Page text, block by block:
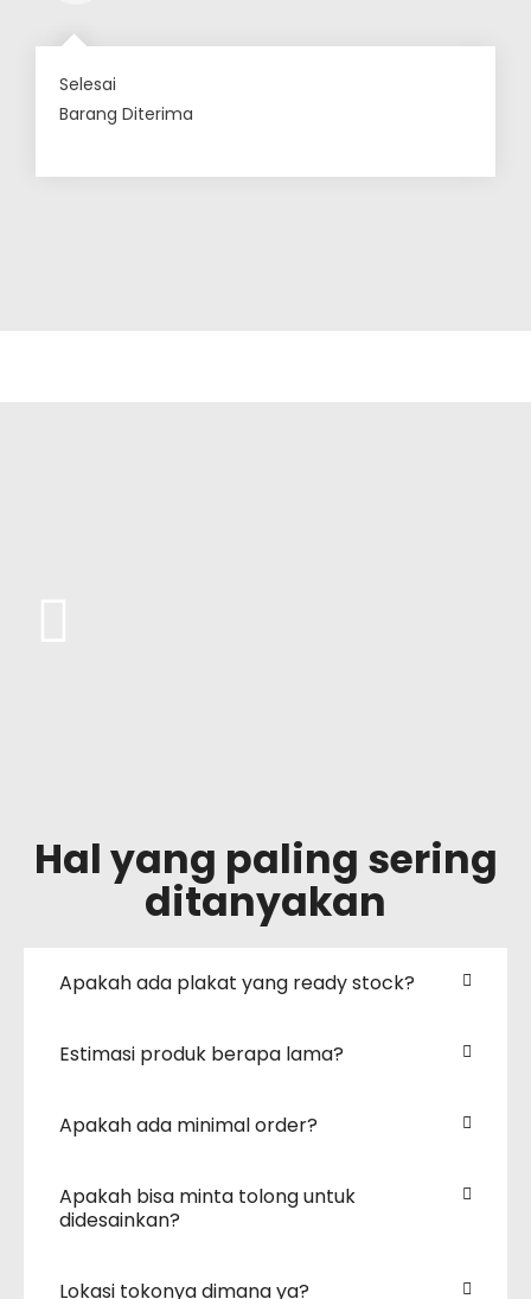
Selesai
Barang Diterima
Hal yang paling sering
ditanyakan
Apakah ada plakat yang ready stock?
Estimasi produk berapa lama?
Apakah ada minimal order?
Apakah bisa minta tolong untuk
didesainkan?
Lokasi tokonya dimana ya?